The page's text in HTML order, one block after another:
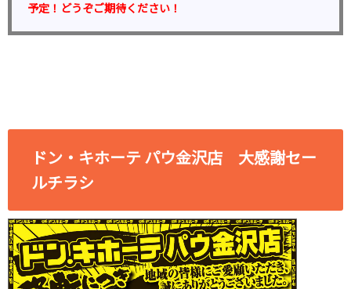
予定！どうぞご期待ください！
ドン・キホーテ パウ金沢店 大感謝セー
ルチラシ